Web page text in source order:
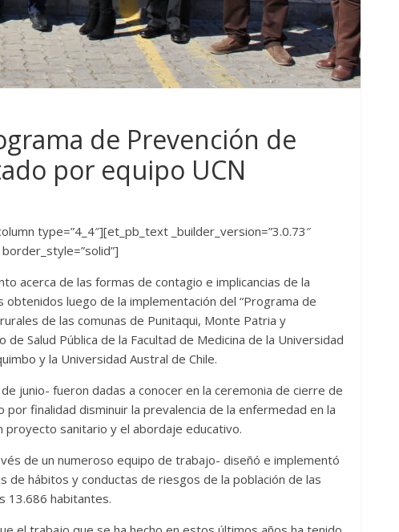
de Prevención de
por equipo UCN
type=”4_4″][et_pb_text _builder_version=”3.0.73″
acerca de las formas de contagio e implicancias de la
luego de la implementación del “Programa de
de las comunas de Punitaqui, Monte Patria y
Salud Pública de la Facultad de Medicina de la Universidad
y la Universidad Austral de Chile.
junio- fueron dadas a conocer en la ceremonia de cierre de
finalidad disminuir la prevalencia de la enfermedad en la
proyecto sanitario y el abordaje educativo.
de un numeroso equipo de trabajo- diseñó e implementó
hábitos y conductas de riesgos de la población de las
13.686 habitantes.